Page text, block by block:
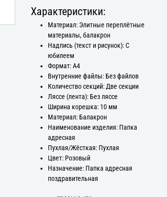
Характеристики:
Материал: Элитные переплётные
материалы, балакрон
Надпись (текст и рисунок): С
юбилеем
Формат: А4
Внутренние файлы: Без файлов
Количество секций: Две секции
Ляссе (лента): Без ляссе
Ширина корешка: 10 мм
Материал: Балакрон
Наименование изделия: Папка
адресная
Пухлая/Жёсткая: Пухлая
Цвет: Розовый
Назначение: Папка адресная
поздравительная